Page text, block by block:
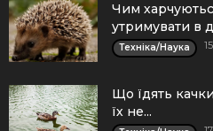
Чим
утримувати в
Техніка/Наука
Що їдять
їх не...